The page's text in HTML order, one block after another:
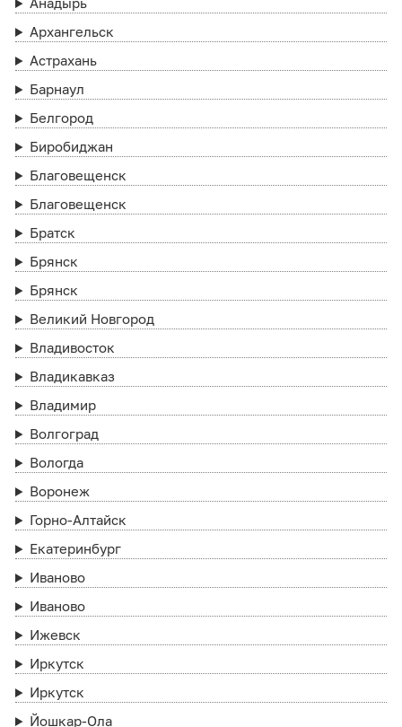
Архангельск
Астрахань
Барнаул
Белгород
Биробиджан
Благовещенск
Благовещенск
Братск
Брянск
Брянск
Великий Новгород
Владивосток
Владикавказ
Владимир
Волгоград
Вологда
Воронеж
Горно-Алтайск
Екатеринбург
Иваново
Иваново
Ижевск
Иркутск
Иркутск
Йошкар-Ола